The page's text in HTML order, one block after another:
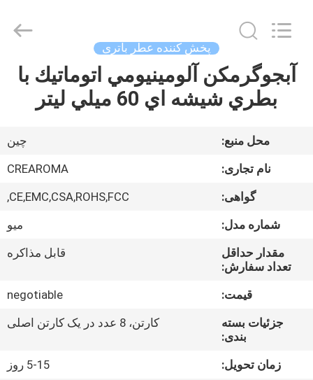
خانه
نمایش
Market.
Developed
ECER
پخش کننده عطر باتری
آبجوگرمکن آلومينيومي اتوماتيك با
بطري شيشه اي 60 ميلي ليتر
محل منبع:
چین
نام تجاری:
CREAROMA
گواهی:
CE,EMC,CSA,ROHS,FCC,
شماره مدل:
میو
مقدار حداقل
تعداد سفارش:
قابل مذاکره
قیمت:
negotiable
جزئیات بسته
بندی:
کارتن، 8 عدد در یک کارتن اصلی
زمان تحویل:
5-15 روز